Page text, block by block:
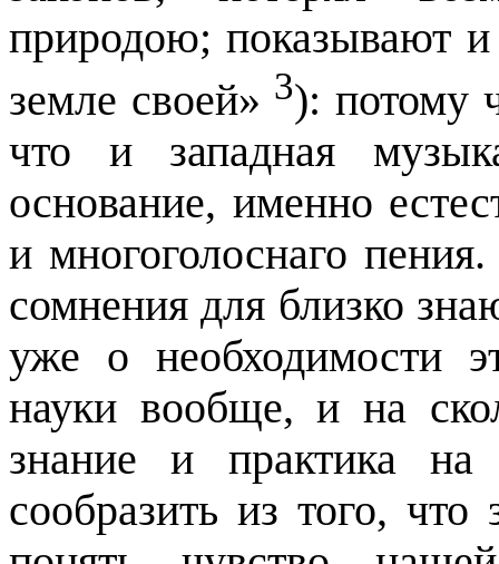
природою; показывают
земле своей» 3): потому
что и западная
основание, именно
и многоголоснаго
сомнения для близко
уже о необходимости
науки вообще, и на
знание и практика
сообразить из того,